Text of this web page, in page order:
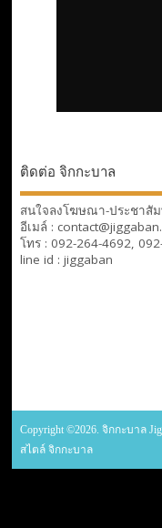
ติดต่อ จิกกะบาล
สนใจลงโฆษณา-ประชาสั
อีเมล์ :
โทร : 092-264-4692,
line id : jiggaban
Copyright ©2026. จิกกะบาล
สไตล์ จิกกะบาล